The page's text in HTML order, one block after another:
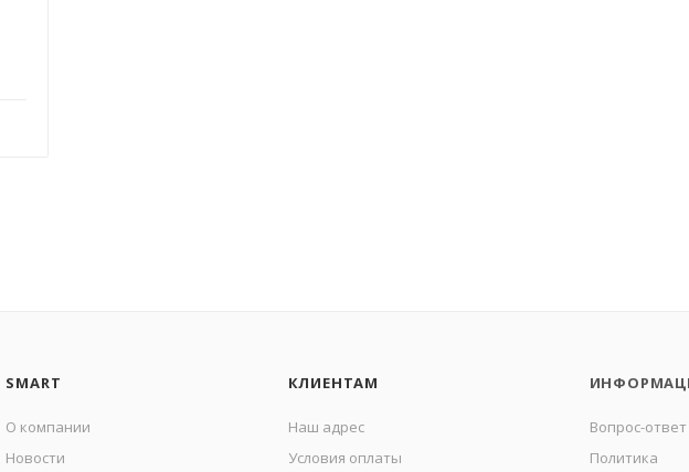
SMART
О компании
Новости
КЛИЕНТАМ
Наш адрес
Условия оплаты
Вопрос-ответ
Политика